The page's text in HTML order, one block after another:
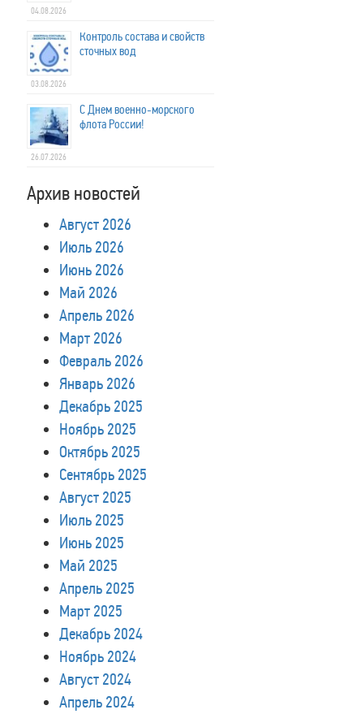
04.08.2026
Контроль состава и свойств
сточных вод
03.08.2026
С Днем военно-морского
флота России!
26.07.2026
Архив новостей
Август 2026
Июль 2026
Июнь 2026
Май 2026
Апрель 2026
Март 2026
Февраль 2026
Январь 2026
Декабрь 2025
Ноябрь 2025
Октябрь 2025
Сентябрь 2025
Август 2025
Июль 2025
Июнь 2025
Май 2025
Апрель 2025
Март 2025
Декабрь 2024
Ноябрь 2024
Август 2024
Апрель 2024